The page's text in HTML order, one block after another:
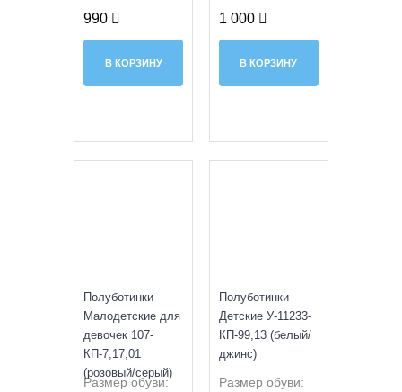
990
В КОРЗИНУ
1 000
В КОРЗИНУ
Полуботинки
Малодетские для
девочек 107-
КП-7,17,01
(розовый/серый)
Размер обуви:
Полуботинки
Детские У-11233-
КП-99,13 (белый/
джинс)
Размер обуви: